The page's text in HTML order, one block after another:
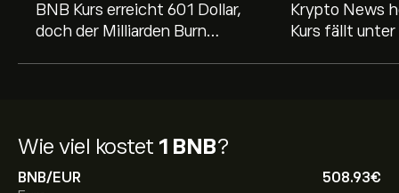
BNB Kurs erreicht 601 Dollar,
doch der Milliarden Burn
Krypto News
Kurs fällt
Wie viel kostet 1 BNB?
BNB/EUR
508.93‎€‎